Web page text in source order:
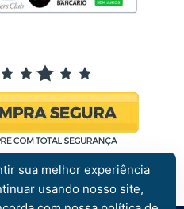
sua melhor experiência
usando nosso site,